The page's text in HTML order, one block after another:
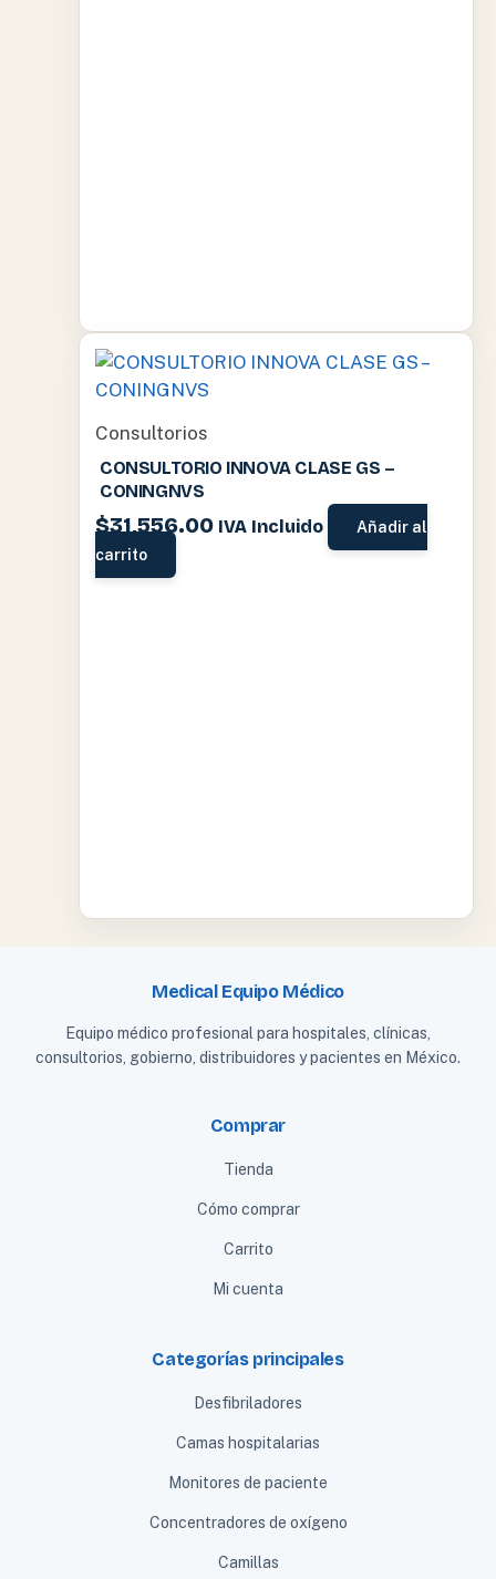
Consultorios
CONSULTORIO INNOVA CLASE GS –
CONINGNVS
$31,556.00 IVA Incluido
Añadir al
carrito
Medical Equipo Médico
Equipo médico profesional para hospitales, clínicas,
consultorios, gobierno, distribuidores y pacientes en México.
Comprar
Tienda
Cómo comprar
Carrito
Mi cuenta
Categorías principales
Desfibriladores
Camas hospitalarias
Monitores de paciente
Concentradores de oxígeno
Camillas